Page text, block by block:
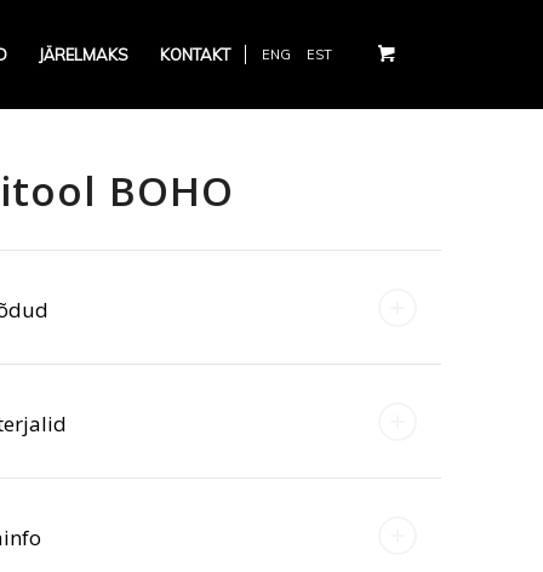
JÄRELMAKS KONTAKT ENG EST
BOHO